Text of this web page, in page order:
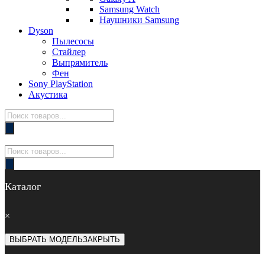
Samsung Watch
Наушники Samsung
Dyson
Пылесосы
Стайлер
Выпрямитель
Фен
Sony PlayStation
Акустика
Поиск
товаров
Поиск
товаров
Каталог
×
ВЫБРАТЬ МОДЕЛЬЗАКРЫТЬ